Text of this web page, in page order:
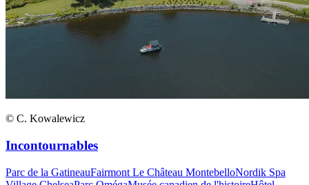
© C. Kowalewicz
Incontournables
Parc de la GatineauFairmont Le Château MontebelloNordik Spa